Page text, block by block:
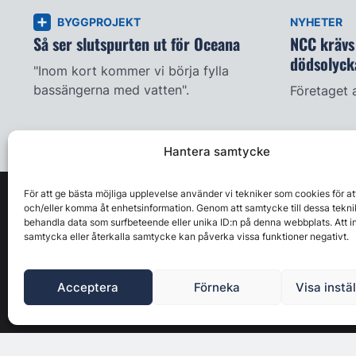
Hantera samtycke
För att ge bästa möjliga upplevelse använder vi tekniker som cookies för
och/eller komma åt enhetsinformation. Genom att samtycke till dessa
behandla data som surfbeteende eller unika ID:n på denna webbplats. Att
samtycka eller återkalla samtycke kan påverka vissa funktioner negativt.
Acceptera Förneka Visa
BYGGPROJEKT
Så ser slutspurten ut för Oceana
"Inom kort kommer vi börja fylla
bassängerna med vatten".
NYHETER
NCC
Företaget